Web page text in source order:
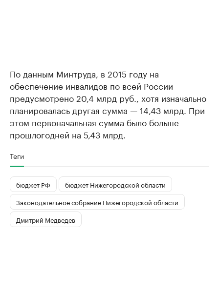
По данным Минтруда, в 2015 году на
обеспечение инвалидов по всей России
предусмотрено 20,4 млрд руб., хотя изначально
планировалась другая сумма — 14,43 млрд. При
этом первоначальная сумма было больше
прошлогодней на 5,43 млрд.
Теги
бюджет РФ
бюджет Нижегородской области
Законодательное собрание Нижегородской области
Дмитрий Медведев